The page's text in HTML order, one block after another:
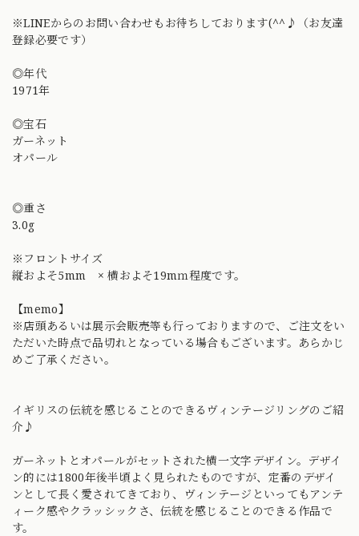
※LINEからのお問い合わせもお待ちしております(^^♪（お友達
登録必要です）
◎年代
1971年
◎宝石
ガーネット
オパール
◎重さ
3.0g
※フロントサイズ
縦およそ5mm × 横およそ19mｍ程度です。
【memo】
※店頭あるいは展示会販売等も行っておりますので、ご注文をい
ただいた時点で品切れとなっている場合もございます。あらかじ
めご了承ください。
イギリスの伝統を感じることのできるヴィンテージリングのご紹
介♪
ガーネットとオパールがセットされた横一文字デザイン。デザイ
ン的には1800年後半頃よく見られたものですが、定番のデザイ
ンとして長く愛されてきており、ヴィンテージといってもアンテ
ィーク感やクラッシックさ、伝統を感じることのできる作品で
す。